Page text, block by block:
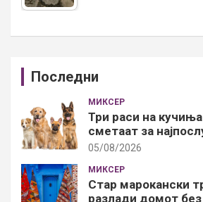
Последни
МИКСЕР
Три раси на
сметаат за
05/08/2026
МИКСЕР
Стар марокански
разлади домот